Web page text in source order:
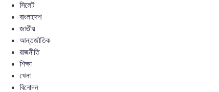
সিলেট
বাংলাদেশ
জাতীয়
আন্তর্জাতিক
রাজনীতি
শিক্ষা
খেলা
বিনোদন